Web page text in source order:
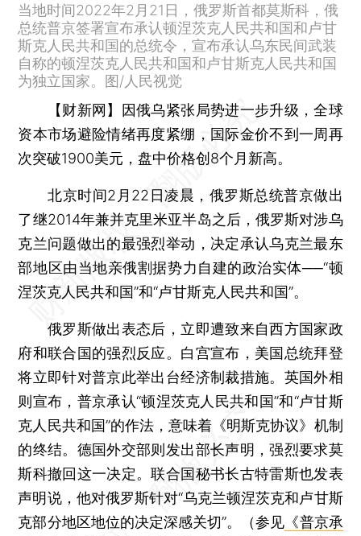
当地时间2022年2月21日，俄罗斯首都莫斯科，俄
总统普京签署宣布承认顿涅茨克人民共和国和卢甘
斯克人民共和国的总统令，宣布承认乌东民间武装
自称的顿涅茨克人民共和国和卢甘斯克人民共和国
为独立国家。图/人民视觉
【财新网】 因俄乌紧张局势进一步升级，全球
资本市场避险情绪再度紧绷，国际金价不到一周再
次突破1900美元，盘中价格创8个月新高。
北京时间2月22日凌晨，俄罗斯总统普京做出
了继2014年兼并克里米亚半岛之后，俄罗斯对涉乌
克兰问题做出的最强烈举动，决定承认乌克兰最东
部地区由当地亲俄割据势力自建的政治实体──“顿
涅茨克人民共和国”和“卢甘斯克人民共和国”。
俄罗斯做出表态后，立即遭致来自西方国家政
府和联合国的强烈反应。白宫宣布，美国总统拜登
将立即针对普京此举出台经济制裁措施。英国外相
则宣布，普京承认“顿涅茨克人民共和国”和“卢甘斯
克人民共和国”的作法，意味着《明斯克协议》机制
的终结。德国外交部则发出部长声明，强烈要求莫
斯科撤回这一决定。联合国秘书长古特雷斯也发表
声明说，他对俄罗斯针对“乌克兰顿涅茨克和卢甘斯
克部分地区地位的决定深感关切”。（参见 《普京承